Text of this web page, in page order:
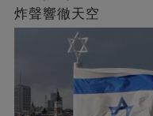
炸聲響徹天空